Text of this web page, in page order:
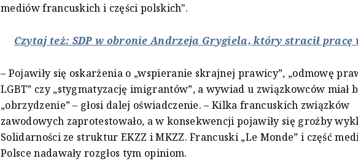
mediów francuskich i części polskich".
Czytaj też: SDP w obronie Andrzeja Grygiela, który stracił pracę
– Pojawiły się oskarżenia o „wspieranie skrajnej prawicy”, „odmowę
LGBT” czy „stygmatyzację imigrantów”, a wywiad u związkowców miał
„obrzydzenie” – głosi dalej oświadczenie. – Kilka francuskich związków
zawodowych zaprotestowało, a w konsekwencji pojawiły się groźby
Solidarności ze struktur EKZZ i MKZZ. Francuski „Le Monde” i część
Polsce nadawały rozgłos tym opiniom.